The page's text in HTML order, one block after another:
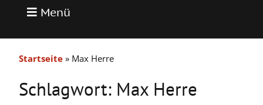
Menü
Startseite » Max Herre
Schlagwort: Max Herre